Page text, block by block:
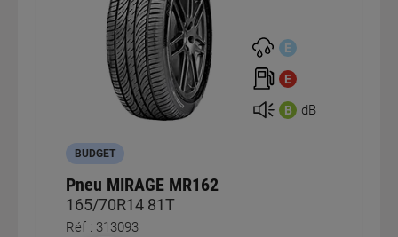
E
E
B dB
BUDGET
Pneu MIRAGE MR162
165/70R14 81T
Réf : 313093